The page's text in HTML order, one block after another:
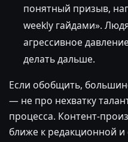
понятный призыв,
weekly гайдами».
агрессивное
делать дальше.
Если обобщить,
— не про нехватку
процесса. Контент-
ближе к редакционной и